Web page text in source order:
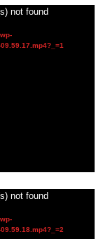
not found
not found